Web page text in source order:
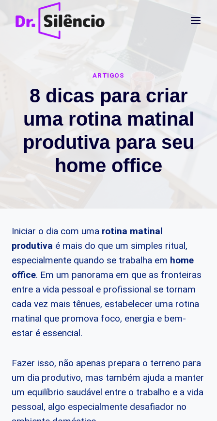
ARTIGOS
8 dicas para criar
uma rotina matinal
produtiva para seu
home office
Iniciar o dia com uma rotina matinal
produtiva é mais do que um simples ritual,
especialmente quando se trabalha em home
office. Em um panorama em que as fronteiras
entre a vida pessoal e profissional se tornam
cada vez mais tênues, estabelecer uma rotina
matinal que promova foco, energia e bem-
estar é essencial.
Fazer isso, não apenas prepara o terreno para
um dia produtivo, mas também ajuda a manter
um equilíbrio saudável entre o trabalho e a vida
pessoal, algo especialmente desafiador no